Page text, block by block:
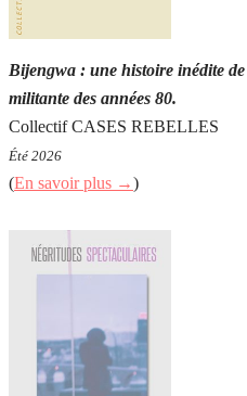
Bijengwa : une histoire inédite
militante des années 80.
Collectif CASES REBELLES
Été 2026
(En savoir plus →)